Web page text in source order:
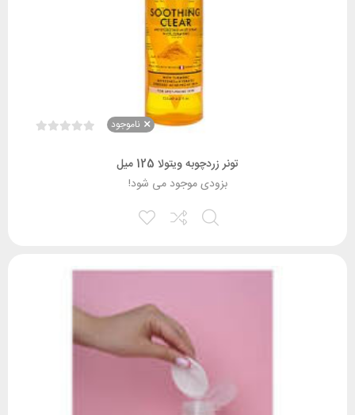
ناموجود
تونر زردچوبه ویتولا 125 میل
بزودی موجود می شود!